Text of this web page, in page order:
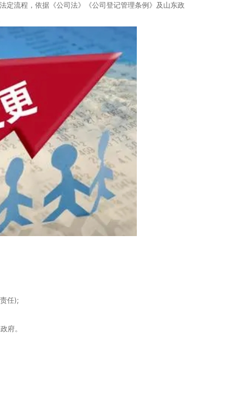
流程，依据《公司法》《公司登记管理条例》及山东政
任);
府。